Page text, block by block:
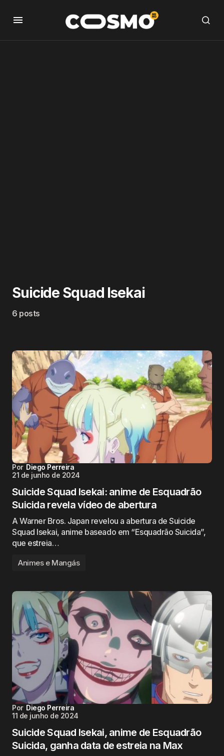
Suicide Squad Isekai
6 posts
Por Diego Perreira
21 de junho de 2024
Suicide Squad Isekai: anime de Esquadrão
Suicida revela vídeo de abertura
A Warner Bros. Japan revelou a abertura de Suicide
Squad Isekai, anime baseado em “Esquadrão Suicida”,
que estreia…
Animes e Mangás
Por Diego Perreira
11 de junho de 2024
Suicide Squad Isekai, anime de Esquadrão
Suicida, ganha data de estreia na Max